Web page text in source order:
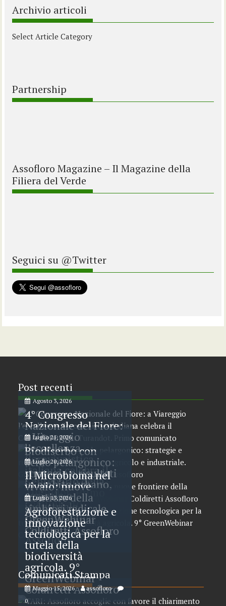
Archivio articoli
Select Article Category
Partnership
Assofloro Magazine – Il Magazine della
Filiera del Verde
Seguici su @Twitter
Post recenti
Agosto 3, 2026
4° Congresso
Nazionale del Fiore:
a Viareggio
l’eccellenza
florovivaistica
italiana celebra il
Centenario della
Turandot. Primo
comunicato
Luglio 21, 2026
Biodiserbo con
acido pelargonico:
strategie e risultati
in ambito urbano,
agricolo e
industriale.
GreenWebinar
Coldiretti –
Assofloro
Luglio 20, 2026
Il Microbioma nel
vivaio: nuove
frontiere della
simbiosi radicale.
GreenWebinar
Coldiretti Assofloro
Luglio 13, 2026
Agroforestazione e
innovazione
tecnologica per la
tutela della
biodiversità
agricola. 9°
GreenWebinar
Coldiretti Assofloro
Comunicati Stampa
Maggio 15, 2026
assofloro
0